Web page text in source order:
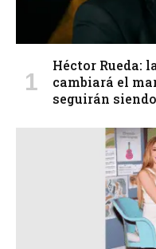
Héctor Rueda:
cambiará el
seguirán